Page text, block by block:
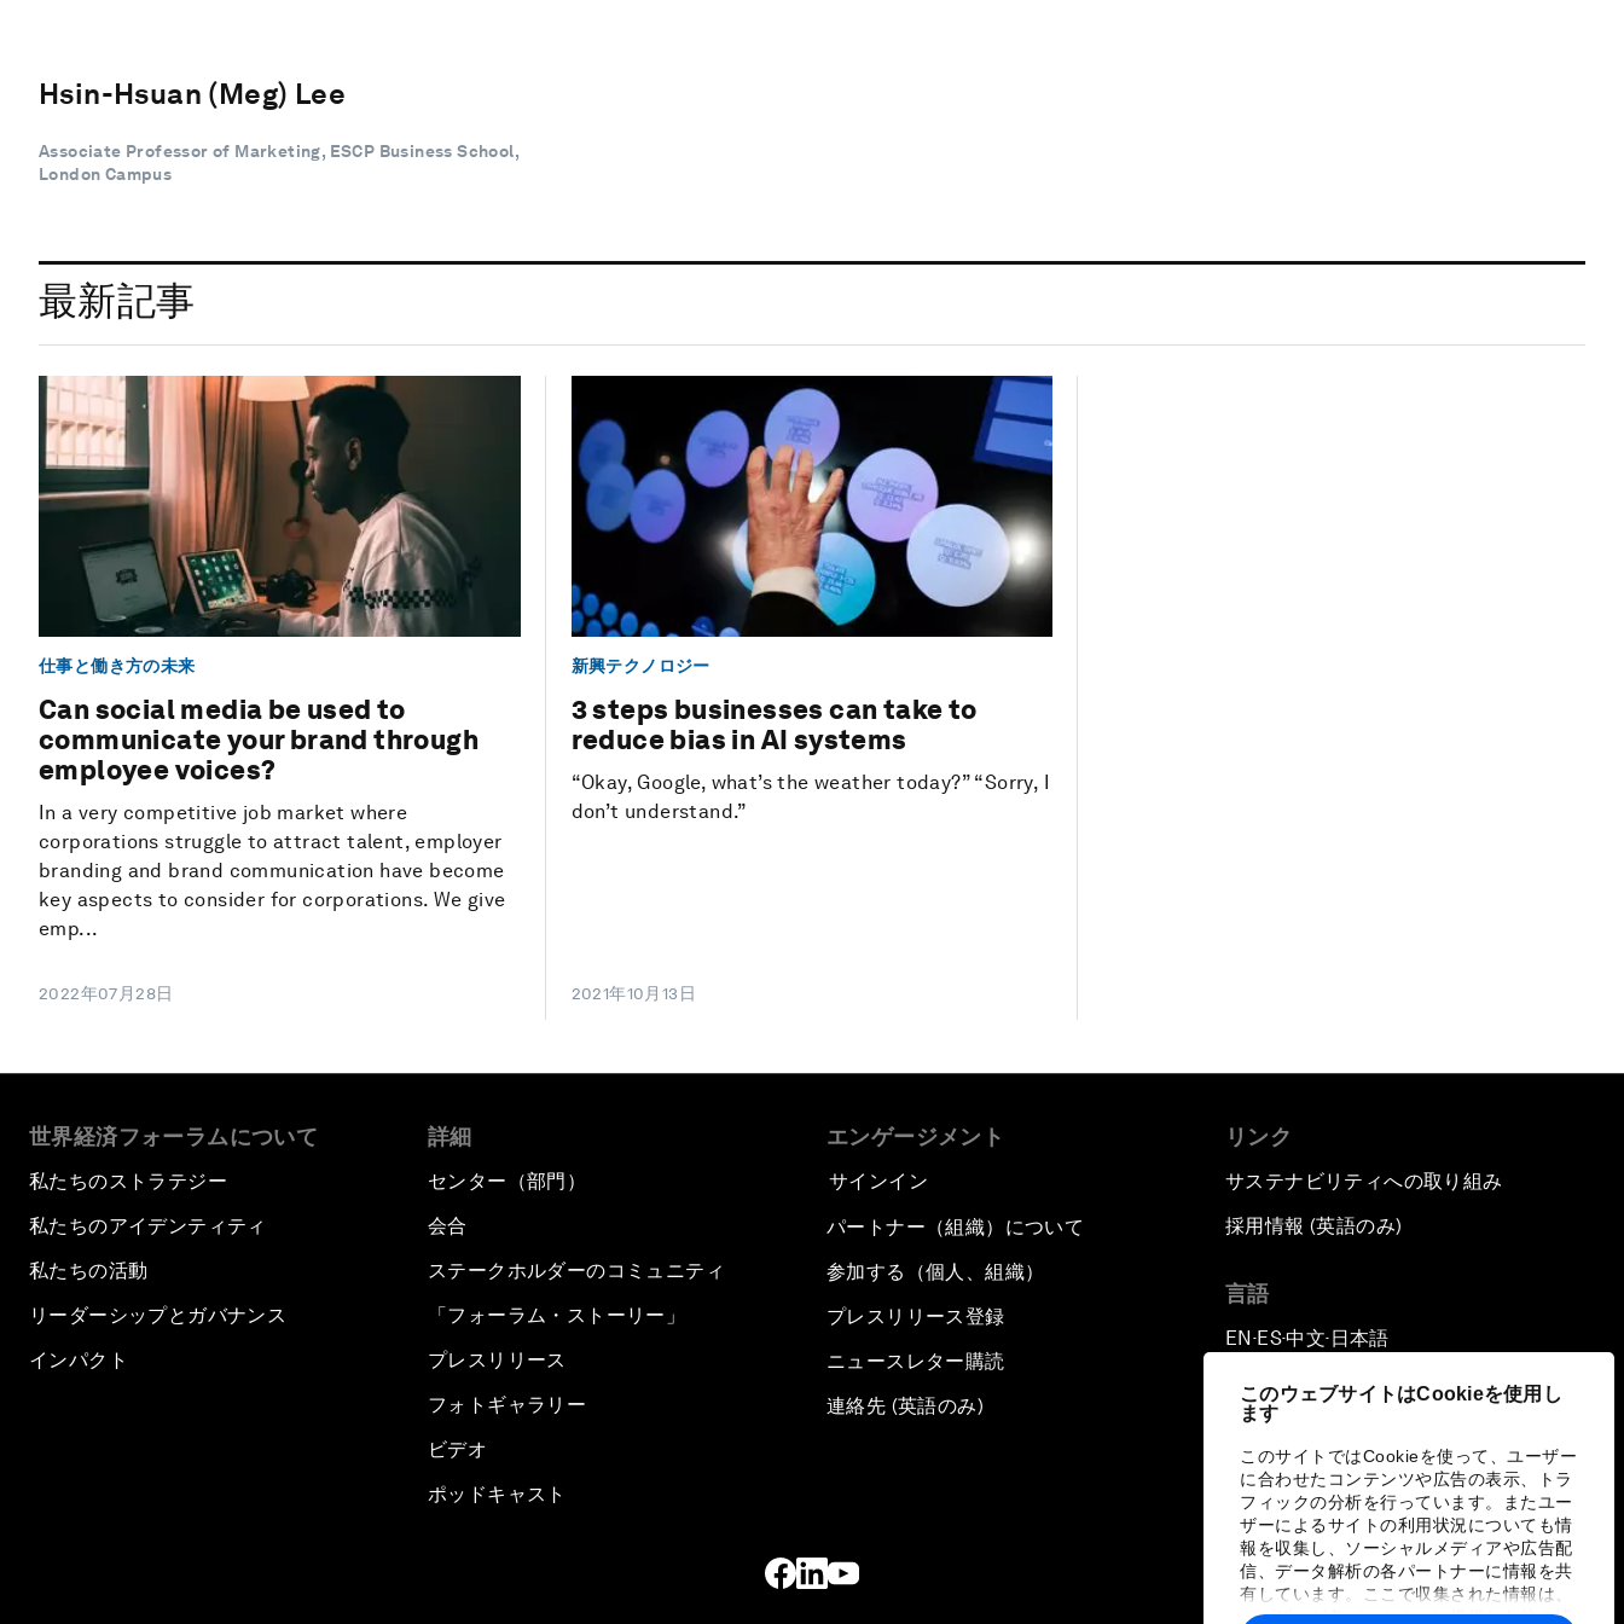
このウェブサイトはCookieを使用し
ます
このサイトではCookieを使って、ユーザー
に合わせたコンテンツや広告の表示、トラ
フィックの分析を行っています。またユー
ザーによるサイトの利用状況についても情
報を収集し、ソーシャルメディアや広告配
信、データ解析の各パートナーに情報を共
有しています。ここで収集された情報は、
ユーザーが各パートナーに提供した他の情
Hsin-Hsuan (Meg) Lee
Associate Professor of Marketing, ESCP Business School,
London Campus
最新記事
仕事と働き方の未来
Can social media be used to
communicate your brand through
employee voices?
In a very competitive job market where
corporations struggle to attract talent, employer
branding and brand communication have become
key aspects to consider for corporations. We give
emp...
2022年07月28日
新興テクノロジー
3 steps businesses can take to
reduce bias in AI systems
“Okay, Google, what’s the weather today?” “Sorry, I
don’t understand.”
2021年10月13日
世界経済フォーラムについて
私たちのストラテジー
私たちのアイデンティティ
私たちの活動
リーダーシップとガバナンス
インパクト
詳細
センター（部門）
会合
ステークホルダーのコミュニティ
「フォーラム・ストーリー」
プレスリリース
フォトギャラリー
ビデオ
ポッドキャスト
エンゲージメント
サインイン
パートナー（組織）について
参加する（個人、組織）
プレスリリース登録
ニュースレター購読
連絡先 (英語のみ)
リンク
サステナビリティへの取り組み
採用情報 (英語のみ)
言語
EN ▪ ES▪中文▪ 日本語